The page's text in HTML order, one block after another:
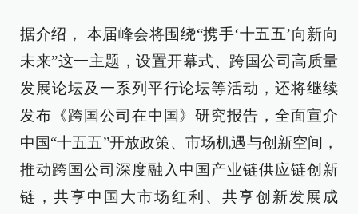
据介绍， 本届峰会将围绕“携手‘十五五’向新向
未来”这一主题，设置开幕式、跨国公司高质量
发展论坛及一系列平行论坛等活动，还将继续
发布《跨国公司在中国》研究报告，全面宣介
中国“十五五”开放政策、市场机遇与创新空间，
推动跨国公司深度融入中国产业链供应链创新
链，共享中国大市场红利、共享创新发展成